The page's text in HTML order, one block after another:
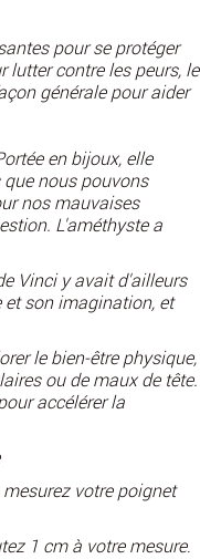
pour se protéger
lutter contre les peurs, le
générale pour aider
en bijoux, elle
nous pouvons
nos mauvaises
L'améthyste a
Vinci y avait d'ailleurs
son imagination, et
le bien-être physique,
ou de maux de tête.
accélérer la
votre poignet
1 cm à votre mesure.